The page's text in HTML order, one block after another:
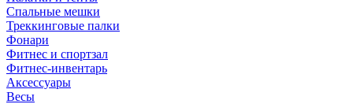
Спальные мешки
Треккинговые палки
Фонари
Фитнес и спортзал
Фитнес-инвентарь
Аксессуары
Весы